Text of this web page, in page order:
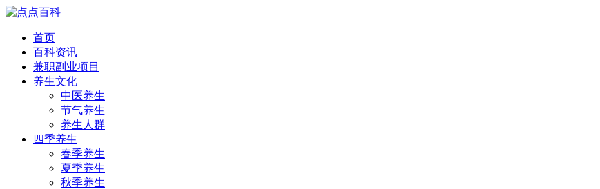
首页
百科资讯
兼职副业项目
养生文化
中医养生
节气养生
养生人群
四季养生
春季养生
夏季养生
秋季养生